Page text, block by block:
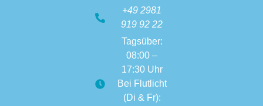
+49 2981
919 92 22
Tagsüber:
08:00 –
17:30 Uhr
Bei Flutlicht
(Di & Fr):